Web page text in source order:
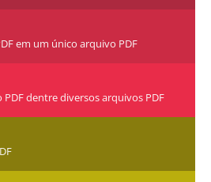
em um único arquivo PDF
PDF dentre diversos arquivos PDF